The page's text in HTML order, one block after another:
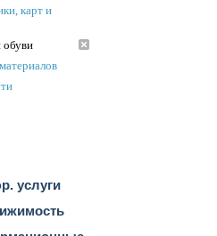
карт и
услуги